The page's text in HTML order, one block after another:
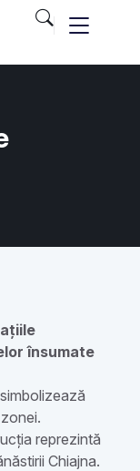
însumate
reprezintă
Chiajna.